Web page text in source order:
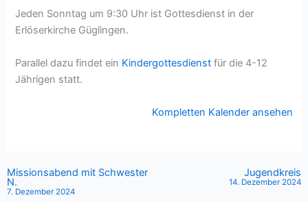
Missionsleiter
der
Märtyrerkirche
e.V.
Jeden Sonntag um 9:30 Uhr ist Gottesdienst in der
Erlöserkirche Güglingen.
Parallel dazu findet ein Kindergottesdienst für die 4-12
Jährigen statt.
Kompletten Kalender ansehen
Missionsabend mit Schwester
N.
7. Dezember 2024
Jugendkreis
14. Dezember 2024